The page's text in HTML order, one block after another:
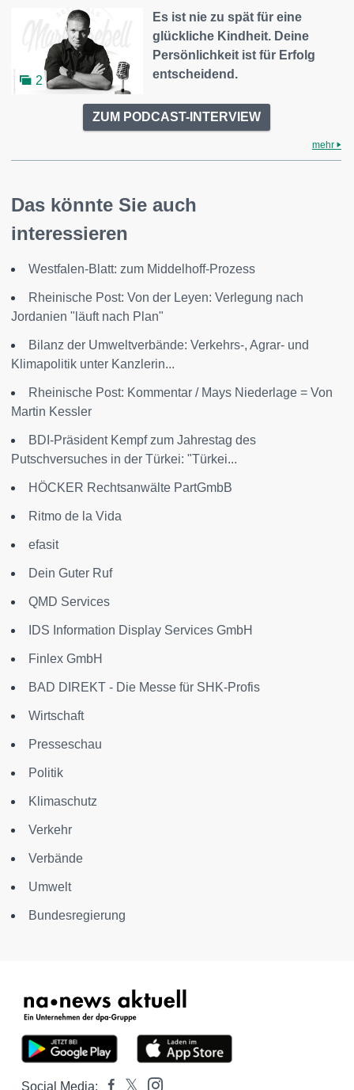
2
Es ist nie zu spät für eine
glückliche Kindheit. Deine
Persönlichkeit ist für Erfolg
entscheidend.
ZUM PODCAST-INTERVIEW
mehr
Das könnte Sie auch
interessieren
Westfalen-Blatt: zum Middelhoff-Prozess
Rheinische Post: Von der Leyen: Verlegung nach
Jordanien "läuft nach Plan"
Bilanz der Umweltverbände: Verkehrs-, Agrar- und
Klimapolitik unter Kanzlerin...
Rheinische Post: Kommentar / Mays Niederlage = Von
Martin Kessler
BDI-Präsident Kempf zum Jahrestag des
Putschversuches in der Türkei: "Türkei...
HÖCKER Rechtsanwälte PartGmbB
Ritmo de la Vida
efasit
Dein Guter Ruf
QMD Services
IDS Information Display Services GmbH
Finlex GmbH
BAD DIREKT - Die Messe für SHK-Profis
Wirtschaft
Presseschau
Politik
Klimaschutz
Verkehr
Verbände
Umwelt
Bundesregierung
Social Media: